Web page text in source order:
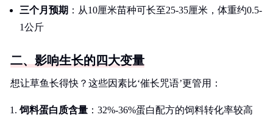
三个月预期 ：从10厘米苗种可长至25-35厘米，体重约0.5-
1公斤
二、影响生长的四大变量
想让草鱼长得快？这些因素比‘催长咒语’更管用：
饲料蛋白质含量 ：32%-36%蛋白配方的饲料转化率较高